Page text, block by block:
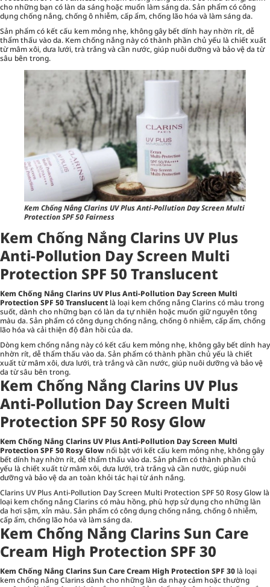
cho những bạn có làn da sáng hoặc muốn làm sáng da. Sản phẩm có công
dụng chống nắng, chống ô nhiễm, cấp ẩm, chống lão hóa và làm sáng da.
Sản phẩm có kết cấu kem mỏng nhẹ, không gây bết dính hay nhờn rít, dễ
thẩm thấu vào da. Kem chống nắng này có thành phần chủ yếu là chiết xuất
từ mâm xôi, dưa lưới, trà trắng và cần nước, giúp nuôi dưỡng và bảo vệ da từ
sâu bên trong.
Kem Chống Nắng Clarins UV Plus Anti-Pollution Day Screen Multi
Protection SPF 50 Fairness
Kem Chống Nắng Clarins UV Plus
Anti-Pollution Day Screen Multi
Protection SPF 50 Translucent
Kem Chống Nắng Clarins UV Plus Anti-Pollution Day Screen Multi
Protection SPF 50 Translucent là loại kem chống nắng Clarins có màu trong
suốt, dành cho những bạn có làn da tự nhiên hoặc muốn giữ nguyên tông
màu da. Sản phẩm có công dụng chống nắng, chống ô nhiễm, cấp ẩm, chống
lão hóa và cải thiện độ đàn hồi của da.
Dòng kem chống nắng này có kết cấu kem mỏng nhẹ, không gây bết dính hay
nhờn rít, dễ thẩm thấu vào da. Sản phẩm có thành phần chủ yếu là chiết
xuất từ mâm xôi, dưa lưới, trà trắng và cần nước, giúp nuôi dưỡng và bảo vệ
da từ sâu bên trong.
Kem Chống Nắng Clarins UV Plus
Anti-Pollution Day Screen Multi
Protection SPF 50 Rosy Glow
Kem Chống Nắng Clarins UV Plus Anti-Pollution Day Screen Multi
Protection SPF 50 Rosy Glow nổi bật với kết cấu kem mỏng nhẹ, không gây
bết dính hay nhờn rít, dễ thẩm thấu vào da. Sản phẩm có thành phần chủ
yếu là chiết xuất từ mâm xôi, dưa lưới, trà trắng và cần nước, giúp nuôi
dưỡng và bảo vệ da an toàn khỏi tác hại từ ánh nắng.
Clarins UV Plus Anti-Pollution Day Screen Multi Protection SPF 50 Rosy Glow là
loại kem chống nắng Clarins có màu hồng, phù hợp sử dụng cho những làn
da hơi sậm, xỉn màu. Sản phẩm có công dụng chống nắng, chống ô nhiễm,
cấp ẩm, chống lão hóa và làm sáng da.
Kem Chống Nắng Clarins Sun Care
Cream High Protection SPF 30
Kem Chống Nắng Clarins Sun Care Cream High Protection SPF 30 là loại
kem chống nắng Clarins dành cho những làn da nhạy cảm hoặc thường